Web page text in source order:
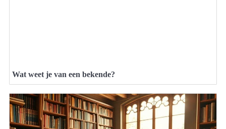
Wat weet je van een bekende?